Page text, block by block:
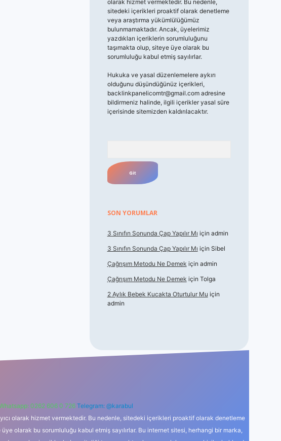
olarak hizmet vermektedir. Bu nedenle,
sitedeki içerikleri proaktif olarak denetleme
veya araştırma yükümlülüğümüz
bulunmamaktadır. Ancak, üyelerimiz
yazdıkları içeriklerin sorumluluğunu
taşımakta olup, siteye üye olarak bu
sorumluluğu kabul etmiş sayılırlar.
Hukuka ve yasal düzenlemelere aykırı
olduğunu düşündüğünüz içerikleri,
backlinkpanelicomtr@gmail.comadresine
bildirmeniz halinde, ilgili içerikler yasal süre
içerisinde sitemizden kaldırılacaktır.
SON YORUMLAR
3 Sınıfın Sonunda Çap Yapılır Mı için admin
3 Sınıfın Sonunda Çap Yapılır Mı için Sibel
Çağrışım Metodu Ne Demek için admin
Çağrışım Metodu Ne Demek için Tolga
2 Aylık Bebek Kucakta Oturtulur Mu için
admin
0262 606 0 726 Telegram: @karabul
olarak hizmet vermektedir. Bu nedenle, sitedeki içerikleri proaktif olarak denetleme
olarak bu sorumluluğu kabul etmiş sayılırlar. Bu internet sitesi, herhangi bir marka,